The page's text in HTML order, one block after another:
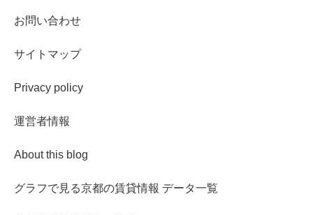
お問い合わせ
サイトマップ
Privacy policy
運営者情報
About this blog
グラフで見る京都の賃貸情報 データ一覧